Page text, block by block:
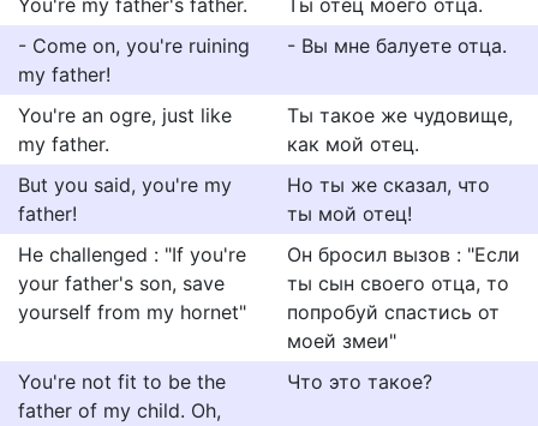
You're my father's father.
Ты отец моего отца.
- Come on, you're ruining
my father!
- Вы мне балуете отца.
You're an ogre, just like
my father.
Ты такое же чудовище,
как мой отец.
But you said, you're my
father!
Но ты же сказал, что
ты мой отец!
He challenged : "If you're
your father's son, save
yourself from my hornet"
Он бросил вызов : "Если
ты сын своего отца, то
попробуй спастись от
моей змеи"
You're not fit to be the
father of my child. Oh,
Что это такое?